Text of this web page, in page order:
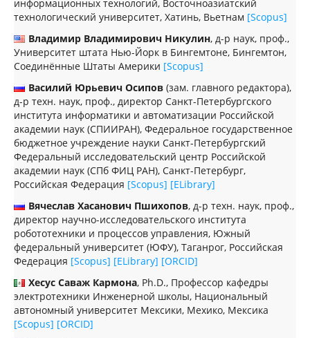
информационных технологий, Восточноазиатский
технологический университет, Хатинь, Вьетнам [Scopus]
Владимир Владимирович Никулин, д-р наук, проф.,
Университет штата Нью-Йорк в Бингемтоне, Бингемтон,
Соединённые Штаты Америки [Scopus]
Василий Юрьевич Осипов (зам. главного редактора),
д-р техн. наук, проф., директор Санкт-Петербургского
института информатики и автоматизации Российской
академии наук (СПИИРАН), Федеральное государственное
бюджетное учреждение науки Санкт-Петербургский
Федеральный исследовательский центр Российской
академии наук (СПб ФИЦ РАН), Санкт-Петербург,
Российская Федерация [Scopus] [ELibrary]
Вячеслав Хасанович Пшихопов, д-р техн. наук, проф.,
директор научно-исследовательского института
робототехники и процессов управления, Южный
федеральный университет (ЮФУ), Таганрог, Российская
Федерация [Scopus] [ELibrary] [ORCID]
Хесус Саваж Кармона, Ph.D., Профессор кафедры
электротехники Инженерной школы, Национальный
автономный университет Мексики, Мехико, Мексика
[Scopus] [ORCID]